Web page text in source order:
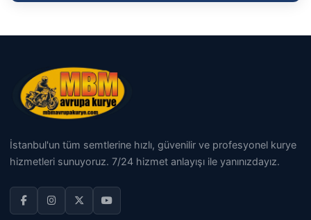
İstanbul'un tüm semtlerine hızlı, güvenilir ve profesyonel kurye
hizmetleri sunuyoruz. 7/24 hizmet anlayışı ile yanınızdayız.